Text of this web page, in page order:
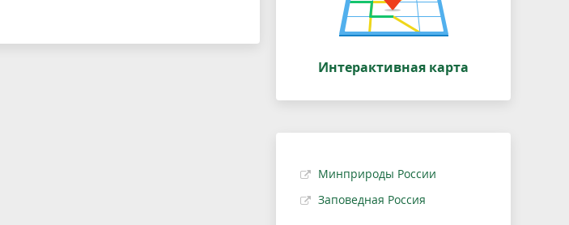
Интерактивная карта
Минприроды России
Заповедная Россия